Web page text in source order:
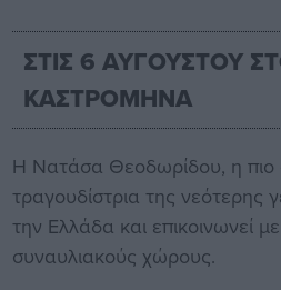
ΣΤΙΣ 6 ΑΥΓΟΥΣΤΟΥ
ΚΑΣΤΡΟΜΗΝΑ
Η Νατάσα Θεοδωρίδου, η πιο
τραγουδίστρια της νεότερης
την Ελλάδα και επικοινωνεί
συναυλιακούς χώρους.